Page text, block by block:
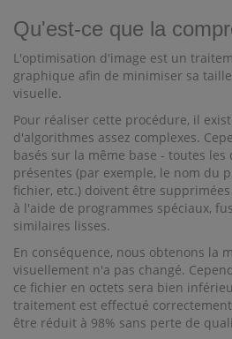
Qu'est-ce que la
L'optimisation d'image est un
graphique afin de minimiser sa
visuelle.
Pour réaliser cette procédure, il
d'algorithmes assez complexes.
basés sur la même base - toutes les
présentes (par exemple, le nom du
fichier, etc.) doivent être
à l'aide de programmes spéciaux,
similaires lisses.
En conséquence, nous obtenons la
visuellement n'a pas changé.
ce fichier en octets sera bien
traitement est effectué
être réduit à 98% sans perte de